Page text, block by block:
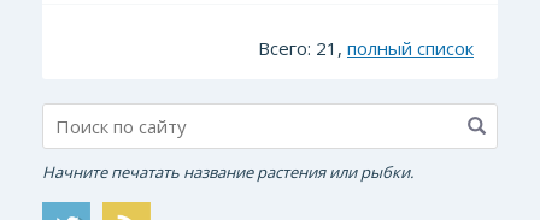
Всего: 21, полный список
Начните печатать название растения или рыбки.